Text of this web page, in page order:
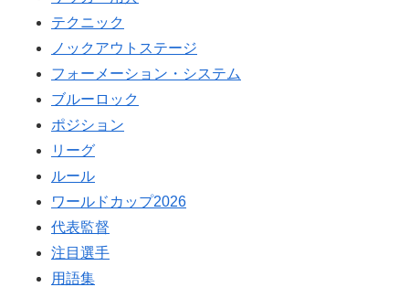
テクニック
ノックアウトステージ
フォーメーション・システム
ブルーロック
ポジション
リーグ
ルール
ワールドカップ2026
代表監督
注目選手
用語集